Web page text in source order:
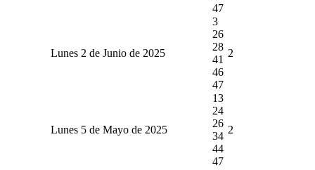
47
Lunes 2 de Junio de 2025
3
26
28
41
46
47
2
Lunes 5 de Mayo de 2025
13
24
26
34
44
47
2